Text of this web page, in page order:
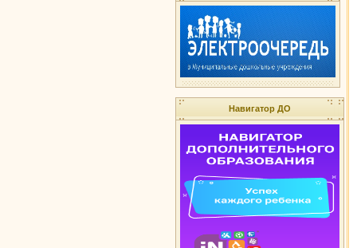
Навигатор ДО